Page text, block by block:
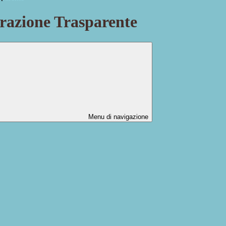
Trasparente
Menu di navigazione